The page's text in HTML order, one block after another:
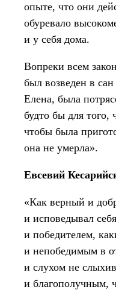
опыте, что они
обуревало
и у себя дома.
Вопреки всем
был возведен в
Елена, была
будто бы для того,
чтобы была
она не умерла».
Евсевий
«Как верный и
и исповедывал
и победителем,
и непобедимым в
и слухом не
и благополучным,